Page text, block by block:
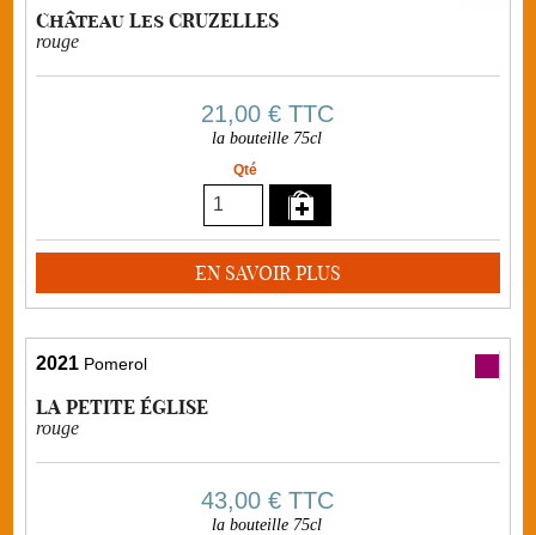
Château Les CRUZELLES
rouge
21,00 €TTC
la bouteille 75cl
Qté
EN SAVOIR PLUS
2021 Pomerol
LA PETITE ÉGLISE
rouge
43,00 €TTC
la bouteille 75cl